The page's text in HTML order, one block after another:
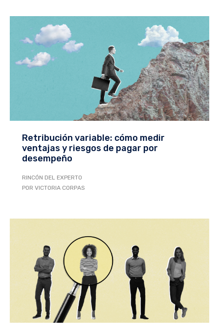
Retribución variable: cómo medir
ventajas y riesgos de pagar por
desempeño
RINCÓN DEL EXPERTO
POR VICTORIA CORPAS